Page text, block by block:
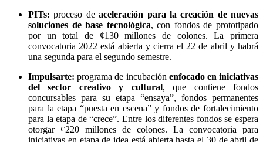
PITs: proceso deaceleración para la creación de nuevas
soluciones de base tecnológica, con fondos de prototipado
por un total de ¢130 millones de colones. La primera
convocatoria 2022 está abierta y cierra el 22 de abril y habrá
una segunda para el segundo semestre.
Impulsarte: programa de incubación enfocado en iniciativas
del sector creativo y cultural, que contiene fondos
concursables para su etapa “ensaya”, fondos permanentes
para la etapa “puesta en escena” y fondos de fortalecimiento
para la etapa de “crece”. Entre los diferentes fondos se espera
otorgar ¢220 millones de colones. La convocatoria para
iniciativas en etapa de idea está abierta hasta el 30 de abril de